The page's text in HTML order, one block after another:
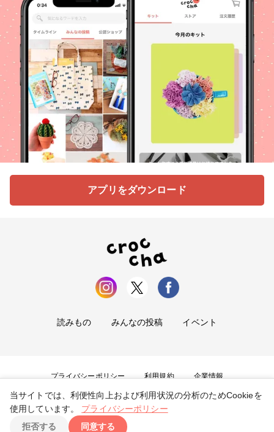
アプリをダウンロード
読みもの みんなの投稿 イベント
プライバシーポリシー 利用規約 企業情報
お問い合わせ
Copyright ©2026tryangle Co., Ltd. All Rights Reserved.
当サイトでは、利便性向上および利用状況の分析のためCookieを
使用しています。
プライバシーポリシー
拒否する
同意する